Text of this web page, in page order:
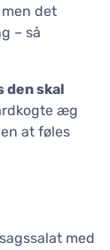
det
– så
den skal
æg
at føles
med